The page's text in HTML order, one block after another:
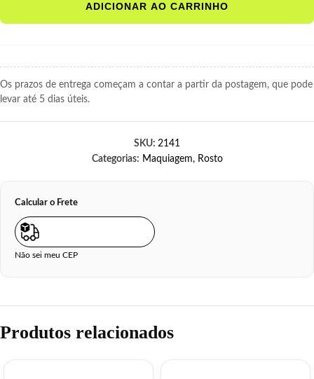
ADICIONAR AO CARRINHO
Os prazos de entrega começam a contar a partir da postagem, que pode
levar até 5 dias úteis.
SKU: 2141
Categorias: Maquiagem, Rosto
Calcular o Frete
Não sei meu CEP
Produtos relacionados